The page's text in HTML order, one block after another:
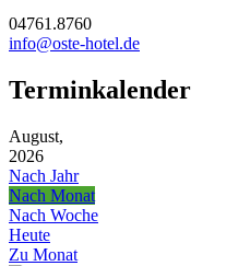
04761.8760
info@oste-hotel.de
Terminkalender
August,
2026
Nach Jahr
Nach Monat
Nach Woche
Heute
Zu Monat